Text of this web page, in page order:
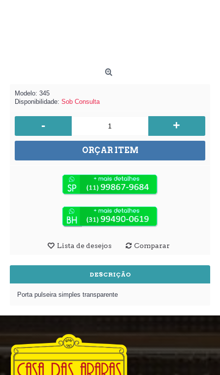
Modelo: 345
Disponibilidade: Sob Consulta
- +
ORÇAR ITEM
Lista de desejos Comparar
DESCRIÇÃO
Porta pulseira simples transparente